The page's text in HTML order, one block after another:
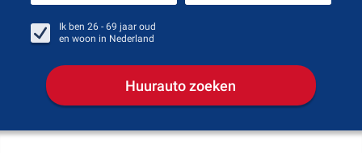
Ik ben 26 - 69 jaar oud
en woon in Nederland
Huurauto zoeken